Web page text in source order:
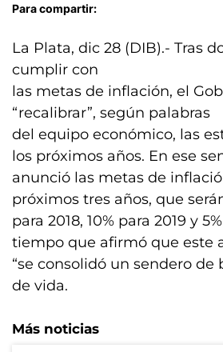
Para compartir:
La Plata, dic 28 (DIB).- Tras
cumplir con
las metas de inflación, el
“recalibrar”, según palabras
del equipo económico, las
los próximos años. En ese
anunció las metas de
próximos tres años, que
para 2018, 10% para 2019 y
tiempo que afirmó que este
“se consolidó un sendero de
de vida.
Más noticias